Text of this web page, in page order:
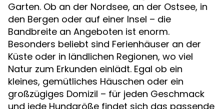
Garten. Ob an der Nordsee, an der Ostsee, in
den Bergen oder auf einer Insel – die
Bandbreite an Angeboten ist enorm.
Besonders beliebt sind Ferienhäuser an der
Küste oder in ländlichen Regionen, wo viel
Natur zum Erkunden einlädt. Egal ob ein
kleines, gemütliches Häuschen oder ein
großzügiges Domizil – für jeden Geschmack
und jede Hundgröße findet sich das passende